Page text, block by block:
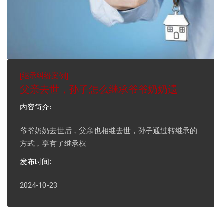
[继承纠纷案例]
父亲去世，孙子怎么继承爷爷奶奶遗
内容简介:
爷爷奶奶去世后，父亲也相继去世，孙子通过转继承的
方式，享有了继承权
发布时间:
2024-10-23